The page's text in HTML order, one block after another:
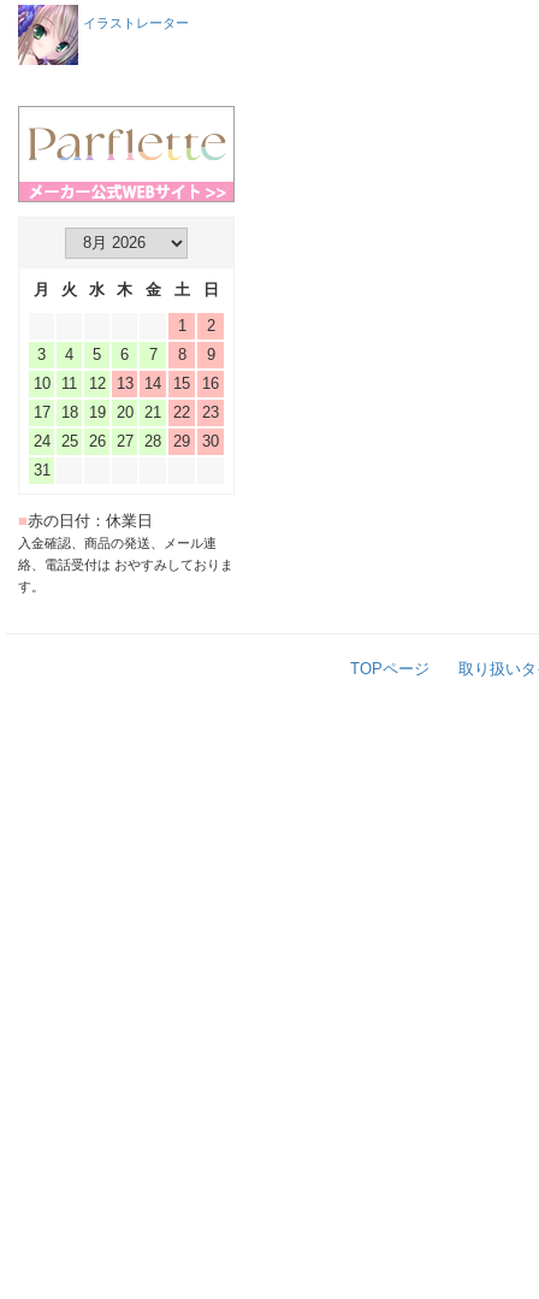
イラストレーター
月 火 水 木 金 土
日
1
2
3
4 5 6 7 8
9
10
11 12 13 14 15
16
17
18 19 20 21 22
23
24
25 26 27 28 29
30
31
■赤の日付：休業日
入金確認、商品の発送、メール連
絡、電話受付は おやすみしておりま
す。
TOPページ 取り扱い